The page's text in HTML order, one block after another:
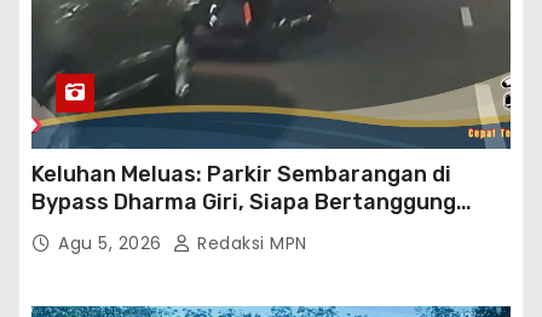
Keluhan Meluas: Parkir Sembarangan di
Bypass Dharma Giri, Siapa Bertanggung
Jawab?
Agu 5, 2026 Redaksi MPN